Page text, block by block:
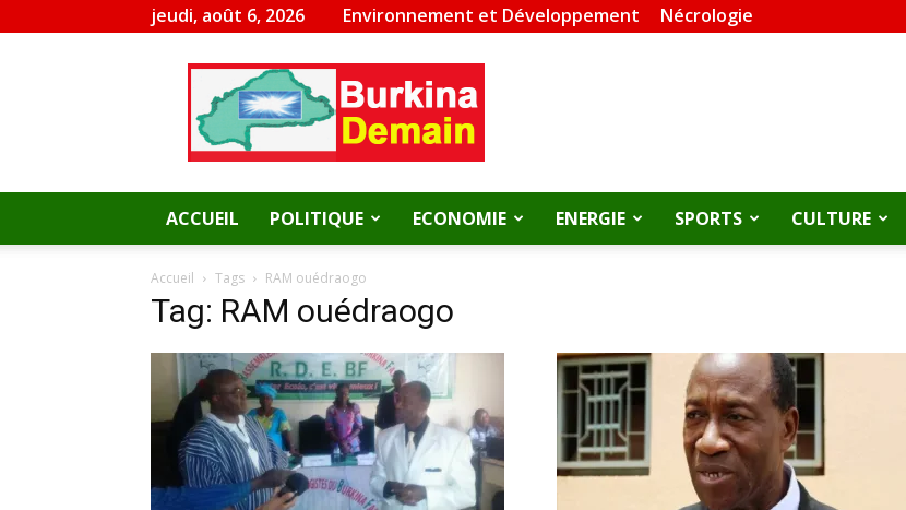
jeudi, août 6, 2026 Environnement et Développement Nécrologie
Burkina
Demain
ACCUEIL POLITIQUE ECONOMIE ENERGIE SPORTS CULTURE
Accueil Tags RAM ouédraogo
Tag: RAM ouédraogo